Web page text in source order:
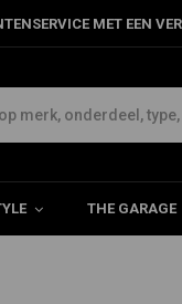
MET EEN
THE GARAGE
Handvatten 1
- Billet